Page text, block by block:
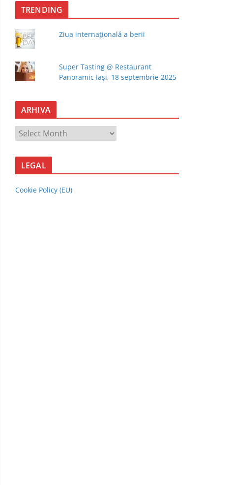
TRENDING
Ziua internaţională a berii
Super Tasting @ Restaurant
Panoramic Iaşi, 18 septembrie 2025
ARHIVA
R
H
A
LEGAL
Cookie Policy (EU)